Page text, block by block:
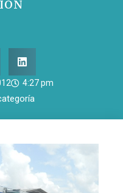
4:27 pm